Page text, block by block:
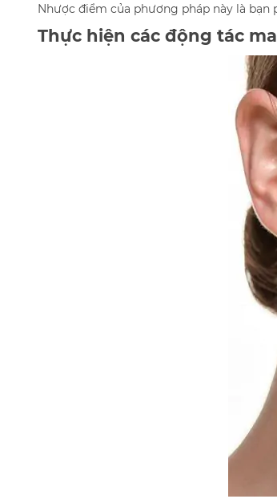
Nhược điểm của phương pháp này là
Thực hiện các động tác